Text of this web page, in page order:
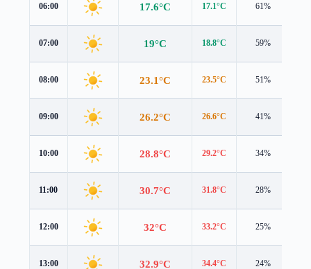
06:00 17.6°C 17.1°C 61%
07:00 19°C 18.8°C 59%
08:00 23.1°C 23.5°C 51%
09:00 26.2°C 26.6°C 41%
10:00 28.8°C 29.2°C 34%
11:00 30.7°C 31.8°C 28%
12:00 32°C 33.2°C 25%
13:00 32.9°C 34.4°C 24%